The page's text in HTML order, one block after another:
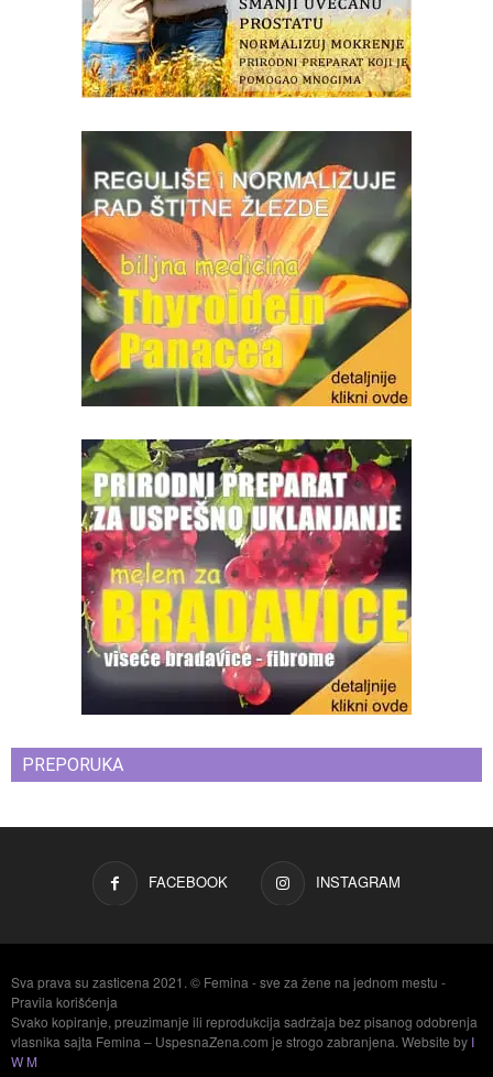
PREPORUKA
FACEBOOK INSTAGRAM
Sva prava su zasticena 2021. © Femina - sve za žene na jednom mestu -
Pravila korišćenja
Svako kopiranje, preuzimanje ili reprodukcija sadržaja bez pisanog odobrenja
vlasnika sajta Femina – UspesnaZena.com je strogo zabranjena. Website by I
W M